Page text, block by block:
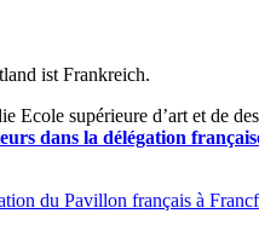
ist Frankreich.
supérieure d’art et de
dans la délégation
du Pavillon français à